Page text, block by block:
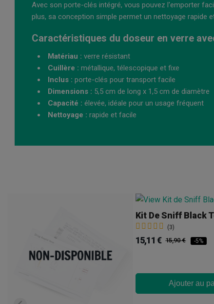
Avec son porte-clés intégré, vous pouvez l'emporter
plus, sa conception simple permet un nettoyage rapide
Caractéristiques du doseur en verre
Matériau : verre résistant
Cuillère : métallique, télescopique et fixe
Inclus : porte-clés pour transport facile
Dimensions : 5,5 cm de long x 1,5 cm de diamètre
Capacité : élevée, idéale pour un usage fréquent
Nettoyage : rapide et facile
Kit De Sniff Black
(3)
15,11 € 15,90 € -5%
Ajouter au